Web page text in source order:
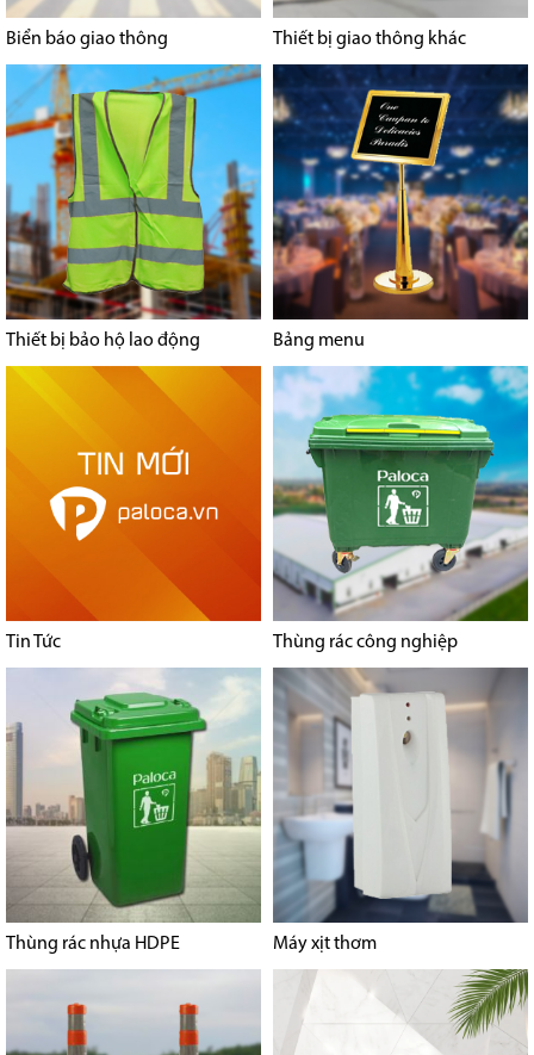
Biển báo giao thông Thiết bị giao thông khác
Thiết bị bảo hộ lao động Bảng menu
Tin Tức Thùng rác công nghiệp
Thùng rác nhựa HDPE Máy xịt thơm